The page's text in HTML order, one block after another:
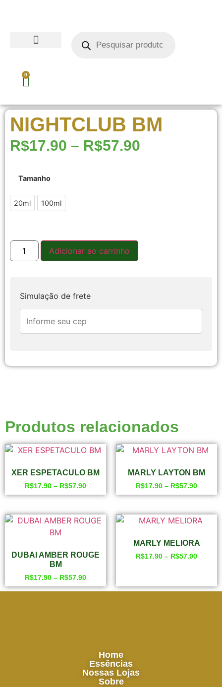
0
NIGHTCLUB BM
R$17.90 – R$57.90
Tamanho
20ml
20ml 100ml
Adicionar ao carrinho
Simulação de frete
Produtos relacionados
XER ESPETACULO BM
R$17.90 – R$57.90
MARLY LAYTON BM
R$17.90 – R$57.90
DUBAI AMBER ROUGE
BM
R$17.90 – R$57.90
MARLY MELIORA
R$17.90 – R$57.90
Home
Essências
Nossas Lojas
Sobre